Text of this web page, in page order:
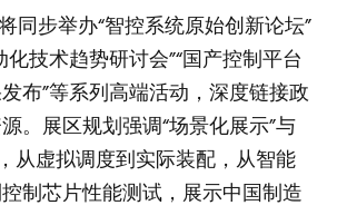
同步举办“智控系统原始创新论坛”
化技术趋势研讨会”“国产控制平台
布”等系列高端活动，深度链接政
。展区规划强调“场景化展示”与
从虚拟调度到实际装配，从智能
制芯片性能测试，展示中国制造